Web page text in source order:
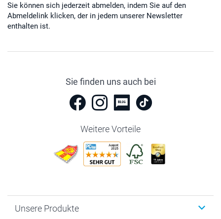
Sie können sich jederzeit abmelden, indem Sie auf den
Abmeldelink klicken, der in jedem unserer Newsletter
enthalten ist.
Sie finden uns auch bei
Weitere Vorteile
Unsere Produkte